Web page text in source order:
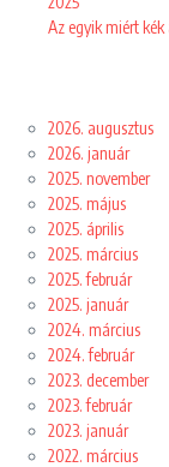
Az egyik miért
2026. augusztus
2026. január
2025. november
2025. május
2025. április
2025. március
2025. február
2025. január
2024. március
2024. február
2023. december
2023. február
2023. január
2022. március